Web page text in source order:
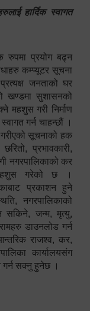
हार्दिक स्वागत
रुपमा प्रयोग बढ्न
कम्प्यूटर सूचना
जनताको घर
खण्डमा सुशासनको
महशुस गरी निर्माण
गर्न चाहन्छौं ।
सूचनाको हक
प्रभावकारी,
नगरपालिकाको कर
गरेको छ ।
प्रकाशन हुने
नगरपालिकाको
सकिने, जन्म, मृत्यु,
डाउनलोड गर्न
राजश्व, कर,
कार्यालयसंग
गर्न सक्नु हुनेछ ।